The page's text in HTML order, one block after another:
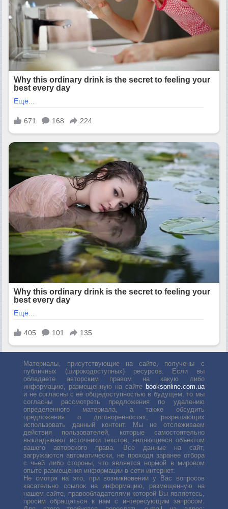
Материалы, присутствующие на сайте, получены с
публичных (широкодоступных) ресурсов. Если вы
обладаете авторским правом на какую либо
информацию, размещенную на сайте booksonline.com.ua
и не согласны с её общедоступностью в будущем, то мы
согласны рассмотреть предложения по удалению
определенного материала, а также обсудить
предложения о договоренностях, разрешающих
использовать данный контент. Мы не отслеживаем
действия пользователей, которые самостоятельно
выкладывают источники текстов, являющиеся объектом
вашего авторского права. Все данные на сайт,
загружаются автоматически, не проходя заранее отбора
с чьей либо стороны, что является нормой в мировом
опыте размещения информации в сети интернет.
Не смотря на это, при возникновении у Вас вопросов
касательно ссылок на информацию, размещенную на
нашем сайте, правообладателями которой Вы являетесь,
просим обращаться к нам с интересующим запросом.